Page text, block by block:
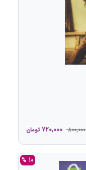
800,000
720,000 تومان
10 %